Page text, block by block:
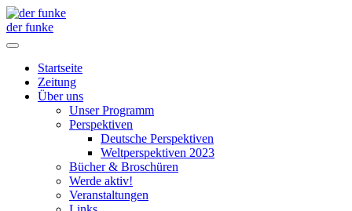
der funke
Startseite
Zeitung
Über uns
Unser Programm
Perspektiven
Deutsche Perspektiven
Weltperspektiven 2023
Bücher & Broschüren
Werde aktiv!
Veranstaltungen